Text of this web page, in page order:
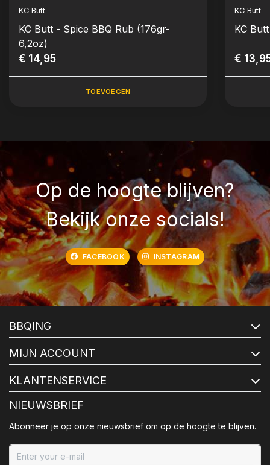
KC Butt
KC Butt - Spice BBQ Rub (176gr-
6,2oz)
€ 14,95
TOEVOEGEN
KC Butt
KC
€
Op de hoogte blijven?
Bekijk onze socials!
FACEBOOK INSTAGRAM
BBQING
MIJN ACCOUNT
KLANTENSERVICE
NIEUWSBRIEF
Abonneer je op onze nieuwsbrief om op de hoogte te blijven.